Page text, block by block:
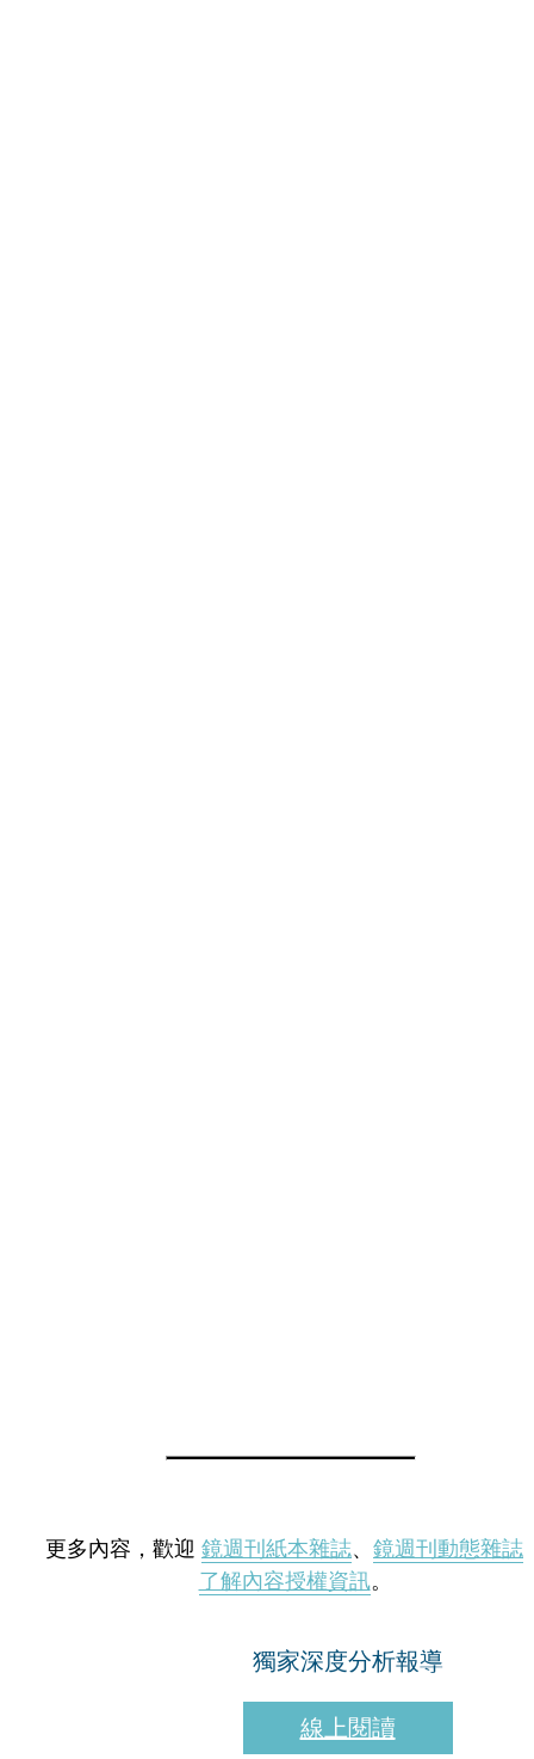
更多內容，歡迎 鏡週刊紙本雜誌、 鏡週刊動態雜誌
了解內容授權資訊。
獨家深度分析報導
線上閱讀